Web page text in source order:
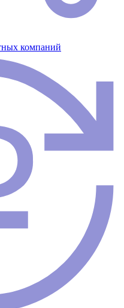
компаний